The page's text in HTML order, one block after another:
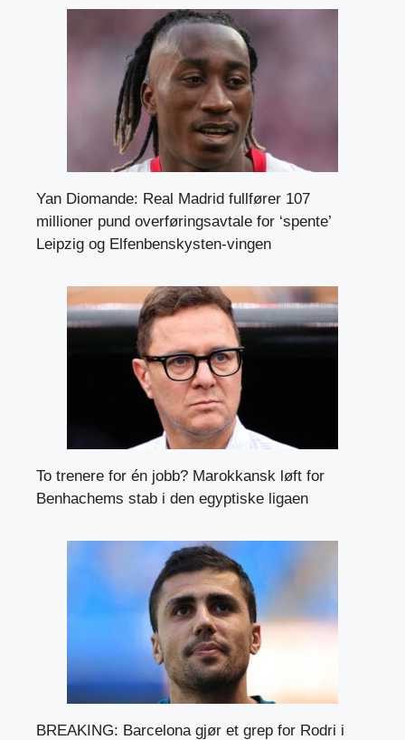
Yan Diomande: Real Madrid fullfører 107
millioner pund overføringsavtale for ‘spente’
Leipzig og Elfenbenskysten-vingen
To trenere for én jobb? Marokkansk løft for
Benhachems stab i den egyptiske ligaen
BREAKING: Barcelona gjør et grep for Rodri i